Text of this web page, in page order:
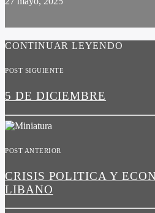
CONTINUAR LEYENDO
POST SIGUIENTE
5 DE DICIEMBRE
POST ANTERIOR
CRISIS POLITICA Y
LIBANO